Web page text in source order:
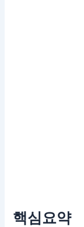
핵심요약